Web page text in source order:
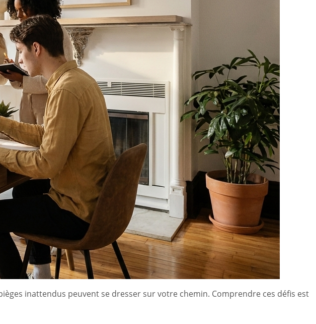
inattendus peuvent se dresser sur votre chemin. Comprendre ces défis est